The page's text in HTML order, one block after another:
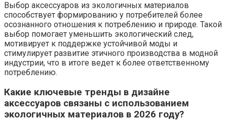
Выбор аксессуаров из экологичных материалов
способствует формированию у потребителей более
осознанного отношения к потреблению и природе. Такой
выбор помогает уменьшить экологический след,
мотивирует к поддержке устойчивой моды и
стимулирует развитие этичного производства в модной
индустрии, что в итоге ведет к более ответственному
потреблению.
Какие ключевые тренды в дизайне
аксессуаров связаны с использованием
экологичных материалов в 2026 году?